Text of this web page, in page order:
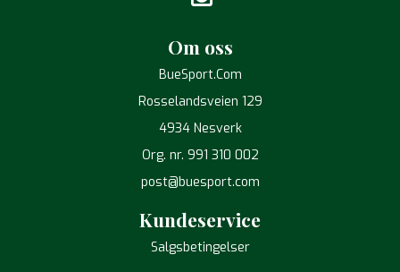
Om oss
BueSport.Com
Rosselandsveien 129
4934 Nesverk
Org. nr. 991 310 002
post@buesport.com
Kundeservice
Salgsbetingelser